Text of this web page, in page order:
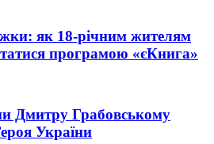
як 18-річним жителям
програмою «єКнига»
Дмитру Грабовському
України